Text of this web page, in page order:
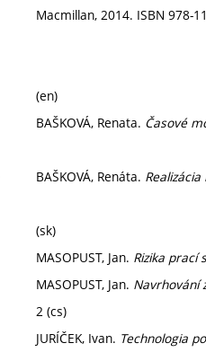
Macmillan, 2014. ISBN 978-
(en)
BAŠKOVÁ, Renata. Časové
BAŠKOVÁ, Renáta.
(sk)
MASOPUST, Jan. Rizika prací
MASOPUST, Jan. Navrhování
2 (cs)
JURÍČEK, Ivan. Technologia